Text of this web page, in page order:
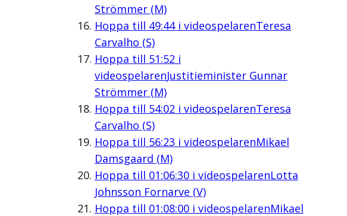
Strömmer (M)
Hoppa till 49:44i videospelarenTeresa
Carvalho (S)
Hoppa till 51:52 i
videospelarenJustitieminister Gunnar
Strömmer (M)
Hoppa till 54:02 i videospelarenTeresa
Carvalho (S)
Hoppa till 56:23 i videospelarenMikael
Damsgaard (M)
Hoppa till 01:06:30i videospelarenLotta
Johnsson Fornarve (V)
Hoppa till 01:08:00i videospelarenMikael